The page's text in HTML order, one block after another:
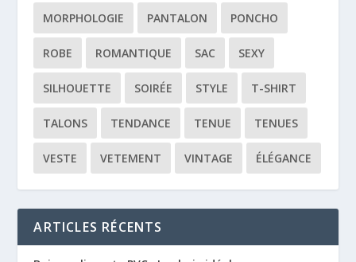
MORPHOLOGIE PANTALON PONCHO
ROBE ROMANTIQUE SAC SEXY
SILHOUETTE SOIRÉE STYLE T-SHIRT
TALONS TENDANCE TENUE TENUES
VESTE VETEMENT VINTAGE ÉLÉGANCE
ARTICLES RÉCENTS